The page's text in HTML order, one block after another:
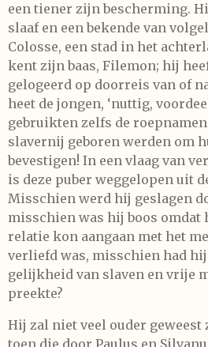
een tiener zijn bescherming.
slaaf en een bekende van
Colosse, een stad in het
kent zijn baas, Filemon; hij
gelogeerd op doorreis van of
heet de jongen, ‘nuttig,
gebruikten zelfs de
slavernij geboren werden om
bevestigen! In een vlaag van
is deze puber weggelopen uit
Misschien werd hij geslagen
misschien was hij boos omdat
relatie kon aangaan met het
verliefd was, misschien had hij
gelijkheid van slaven en vrije
preekte?
Hij zal niet veel ouder